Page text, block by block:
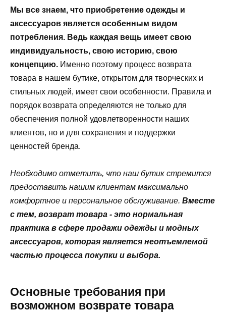
Мы все знаем, что приобретение одежды и
аксессуаров является особенным видом
потребления. Ведь каждая вещь имеет свою
индивидуальность, свою историю, свою
концепцию. Именно поэтому процесс возврата
товара в нашем бутике, открытом для творческих и
стильных людей, имеет свои особенности. Правила и
порядок возврата определяются не только для
обеспечения полной удовлетворенности наших
клиентов, но и для сохранения и поддержки
ценностей бренда.
Необходимо отметить, что наш бутик стремится
предоставить нашим клиентам максимально
комфортное и персональное обслуживание. Вместе
с тем, возврат товара - это нормальная
практика в сфере продажи одежды и модных
аксессуаров, которая является неотъемлемой
частью процесса покупки и выбора.
Основные требования при
возможном возврате товара